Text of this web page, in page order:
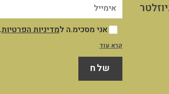
אני מסכימ.ה למדיניות הפרטיות
שייאסף אודותיי במסגרת
יישמר במאגר המידע שבשליטת
ניהול וייעול השירות והקשר עמי,
תפעוליים ושיווקיים כמפורט
קרא עוד
שלח